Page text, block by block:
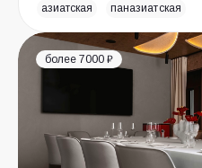
азиатская паназиатская
более 7000 ₽